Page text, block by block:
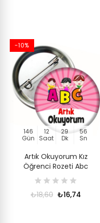
-10%
146
Gün
12
Saat
29
Dk
56
Sn
Artık Okuyorum Kız
Öğrenci Rozeti Abc
₺18,60 ₺16,74